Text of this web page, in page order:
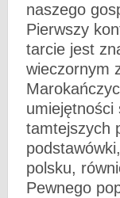
naszego
Pierwszy
tarcie jest
wieczornym
umiejętności
tamtejszych
polsku,
Pewnego